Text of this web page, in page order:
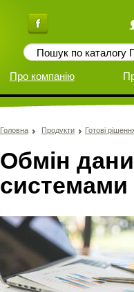
Про компанію
Головна Продукти Готові
Обмін
системами